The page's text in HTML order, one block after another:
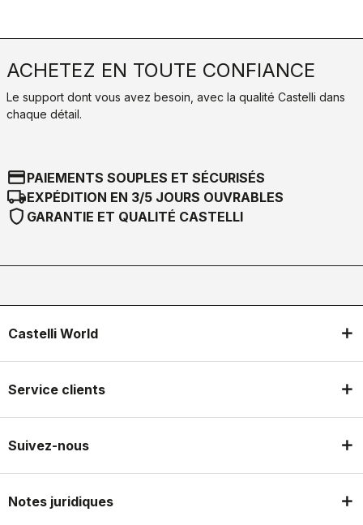
ACHETEZ EN TOUTE CONFIANCE
Le support dont vous avez besoin, avec la qualité Castelli dans
chaque détail.
credit_cardPAIEMENTS SOUPLES ET SÉCURISÉS
local_shippingEXPÉDITION EN 3/5 JOURS OUVRABLES
shield GARANTIE ET QUALITÉ CASTELLI
Castelli World
Service clients
Suivez-nous
Notes juridiques